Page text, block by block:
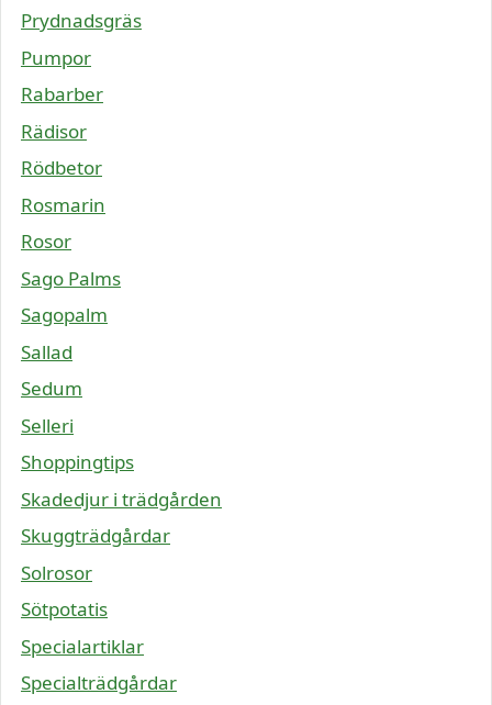
Prydnadsgräs
Pumpor
Rabarber
Rädisor
Rödbetor
Rosmarin
Rosor
Sago Palms
Sagopalm
Sallad
Sedum
Selleri
Shoppingtips
Skadedjur i trädgården
Skuggträdgårdar
Solrosor
Sötpotatis
Specialartiklar
Specialträdgårdar